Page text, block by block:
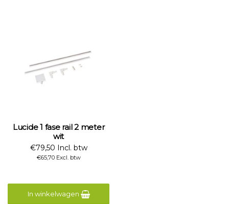
Lucide 1 fase rail 2 meter
wit
€79,50 Incl. btw
€65,70 Excl. btw
In winkelwagen